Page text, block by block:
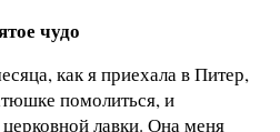
чудо
как я приехала в Питер,
помолиться, и
церковной лавки. Она меня